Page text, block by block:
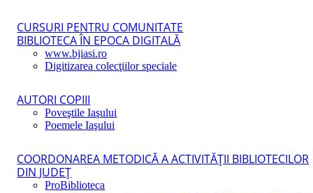
CURSURI PENTRU COMUNITATE
BIBLIOTECA ÎN EPOCA DIGITALĂ
www.bjiasi.ro
Digitizarea colecţiilor speciale
AUTORI COPIII
Poveştile Iaşului
Poemele Iaşului
COORDONAREA METODICĂ A ACTIVITĂŢII BIBLIOTECILOR
DIN JUDEŢ
ProBiblioteca